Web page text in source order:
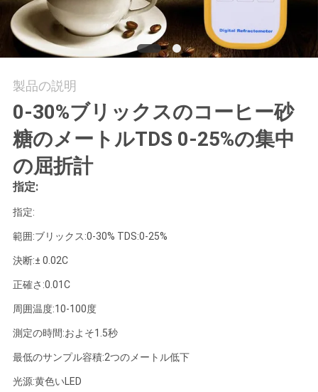
わ
せ
ニ
ュ
ー
ス
す
べ
て
の
場
合
製品の説明
0-30%ブリックスのコーヒー砂
糖のメートルTDS 0-25%の集中
の屈折計
指定:
指定:
範囲:ブリックス:0-30% TDS:0-25%
決断:± 0.02C
正確さ:0.01C
周囲温度:10-100度
測定の時間:およそ1.5秒
最低のサンプル容積:2つのメートル低下
光源:黄色いLED